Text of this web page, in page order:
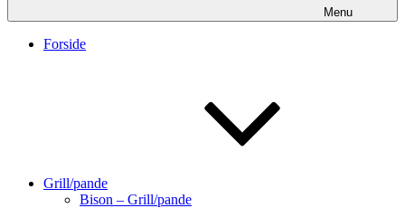
Menu
Forside
Grill/pande
Bison – Grill/pande